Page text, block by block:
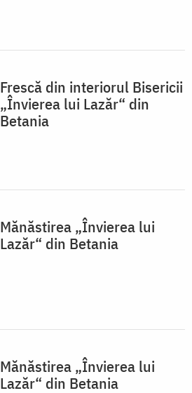
Frescă din interiorul Bisericii
„Învierea lui Lazăr“ din
Betania
Mănăstirea „Învierea lui
Lazăr“ din Betania
Mănăstirea „Învierea lui
Lazăr“ din Betania